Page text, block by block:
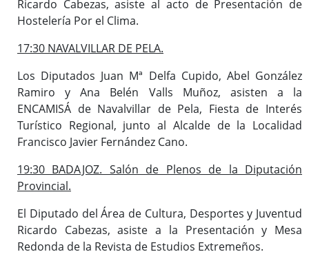
Ricardo Cabezas, asiste al acto de Presentación de
Hostelería Por el Clima.
17:30 NAVALVILLAR DE PELA.
Los Diputados Juan Mª Delfa Cupido, Abel González
Ramiro y Ana Belén Valls Muñoz, asisten a la
ENCAMISÁ de Navalvillar de Pela, Fiesta de Interés
Turístico Regional, junto al Alcalde de la Localidad
Francisco Javier Fernández Cano.
19:30 BADAJOZ. Salón de Plenos de la Diputación
Provincial.
El Diputado del Área de Cultura, Desportes y Juventud
Ricardo Cabezas, asiste a la Presentación y Mesa
Redonda de la Revista de Estudios Extremeños.